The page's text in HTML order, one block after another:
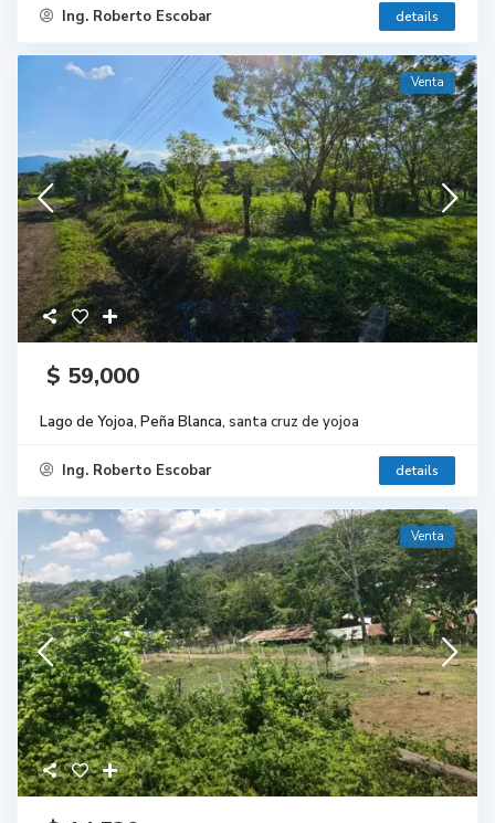
Ing. Roberto Escobar details
Venta
$ 59,000
Lago de Yojoa, Peña Blanca, santa cruz de yojoa
Ing. Roberto Escobar details
Venta